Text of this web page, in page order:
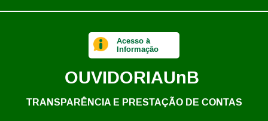
Acesso à
Informação
OUVIDORIAUnB
TRANSPARÊNCIA E PRESTAÇÃO DE CONTAS